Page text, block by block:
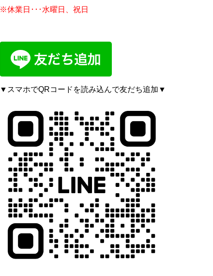
※休業日･･･水曜日、祝日
▼スマホでQRコードを読み込んで友だち追加▼